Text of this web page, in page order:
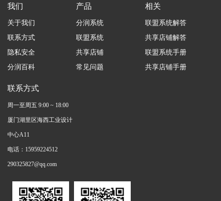
我们
关于我们
联系方式
隐私安全
分润百科
产品
分润系统
联盟系统
共享店铺
常见问题
相关
联盟系统解答
共享店铺解答
联盟系统手册
共享店铺手册
联系方式
周一至周五 9:00 ~ 18:00
厦门湖里区海西工业设计
中心A11
电话：15959224512
290325827@qq.com